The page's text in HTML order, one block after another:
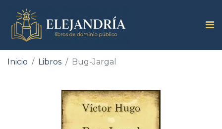
Inicio Libros Bug-Jargal